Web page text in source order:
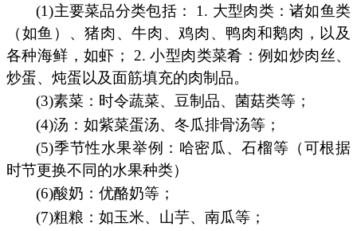
(1)主要菜品分类包括： 1. 大型肉类：诸如鱼类
（如鱼）、猪肉、牛肉、鸡肉、鸭肉和鹅肉，以及
各种海鲜，如虾； 2. 小型肉类菜肴：例如炒肉丝、
炒蛋、炖蛋以及面筋填充的肉制品。
(3)素菜：时令蔬菜、豆制品、菌菇类等；
(4)汤：如紫菜蛋汤、冬瓜排骨汤等；
(5)季节性水果举例：哈密瓜、石榴等（可根据
时节更换不同的水果种类）
(6)酸奶：优酪奶等；
(7)粗粮：如玉米、山芋、南瓜等；